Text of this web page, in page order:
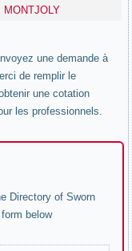
MONTJOLY
une demande à
de remplir le
une cotation
les professionnels.
Directory of Sworn
below